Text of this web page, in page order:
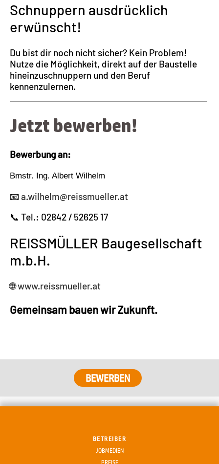
Schnuppern ausdrücklich
erwünscht!
Du bist dir noch nicht sicher? Kein Problem!
Nutze die Möglichkeit, direkt auf der Baustelle
hineinzuschnuppern und den Beruf
kennenzulernen.
Jetzt bewerben!
Bewerbungan:
Bmstr. Ing. Albert Wilhelm
📧 a.wilhelm@reissmueller.at
📞 Tel.: 02842 / 52625 17
REISSMÜLLER Baugesellschaft
m.b.H.
🌐www.reissmueller.at
Gemeinsam bauen wir Zukunft.
BEWERBEN
BETREIBER
JOBMEDIEN
PREISE